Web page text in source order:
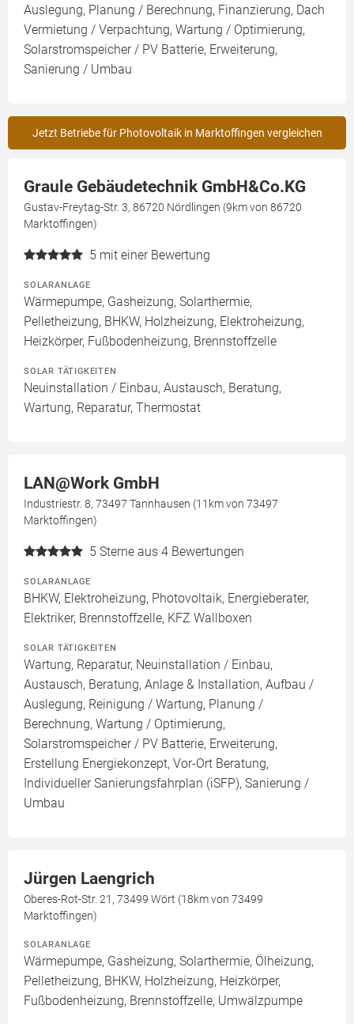
Auslegung, Planung / Berechnung, Finanzierung, Dach
Vermietung / Verpachtung, Wartung / Optimierung,
Solarstromspeicher / PV Batterie, Erweiterung,
Sanierung / Umbau
Jetzt Betriebe für Photovoltaik in Marktoffingen vergleichen
Graule Gebäudetechnik GmbH&Co.KG
Gustav-Freytag-Str. 3, 86720 Nördlingen (9km von 86720
Marktoffingen)
5 mit einer Bewertung
SOLARANLAGE
Wärmepumpe, Gasheizung, Solarthermie,
Pelletheizung, BHKW, Holzheizung, Elektroheizung,
Heizkörper, Fußbodenheizung, Brennstoffzelle
SOLAR TÄTIGKEITEN
Neuinstallation / Einbau, Austausch, Beratung,
Wartung, Reparatur, Thermostat
LAN@Work GmbH
Industriestr. 8, 73497 Tannhausen (11km von 73497
Marktoffingen)
5 Sterne aus 4 Bewertungen
SOLARANLAGE
BHKW, Elektroheizung, Photovoltaik, Energieberater,
Elektriker, Brennstoffzelle, KFZ Wallboxen
SOLAR TÄTIGKEITEN
Wartung, Reparatur, Neuinstallation / Einbau,
Austausch, Beratung, Anlage & Installation, Aufbau /
Auslegung, Reinigung / Wartung, Planung /
Berechnung, Wartung / Optimierung,
Solarstromspeicher / PV Batterie, Erweiterung,
Erstellung Energiekonzept, Vor-Ort Beratung,
Individueller Sanierungsfahrplan (iSFP), Sanierung /
Umbau
Jürgen Laengrich
Oberes-Rot-Str. 21, 73499 Wört (18km von 73499
Marktoffingen)
SOLARANLAGE
Wärmepumpe, Gasheizung, Solarthermie, Ölheizung,
Pelletheizung, BHKW, Holzheizung, Heizkörper,
Fußbodenheizung, Brennstoffzelle, Umwälzpumpe